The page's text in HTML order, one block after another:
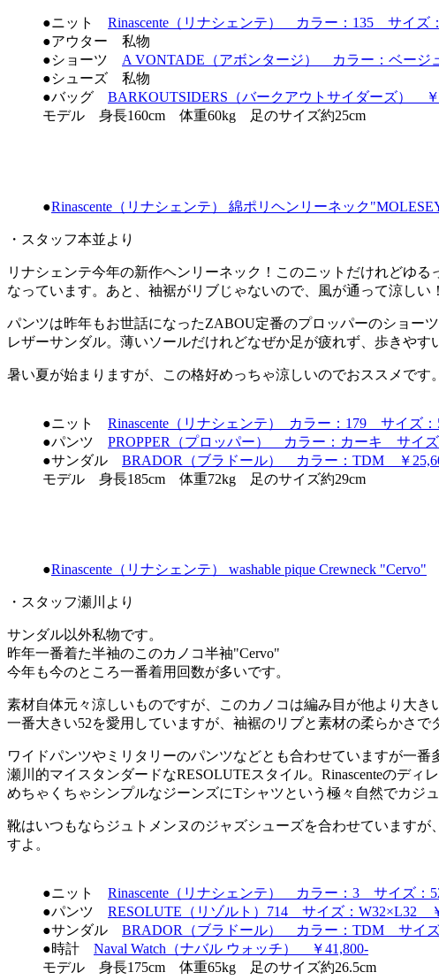
●ニット Rinascente（リナシェンテ） カラー：135 サイズ
●アウター 私物
●ショーツ A VONTADE（アボンタージ） カラー：ベー
●シューズ 私物
●バッグ BARKOUTSIDERS（バークアウトサイダーズ） ￥
モデル 身長160cm 体重60kg 足のサイズ約25cm
●Rinascente（リナシェンテ） 綿ポリヘンリーネック
・スタッフ本並より
リナシェンテ今年の新作ヘンリーネック！このニットだけれどゆ
なっています。あと、袖裾がリブじゃないので、風が通って涼しい！
パンツは昨年もお世話になったZABOU定番のプロッパーのショー
レザーサンダル。薄いソールだけれどなぜか足が疲れず、歩きやす
暑い夏が始まりますが、この格好めっちゃ涼しいのでおススメです。
●ニット Rinascente（リナシェンテ） カラー：179 サイズ
●パンツ PROPPER（プロッパー） カラー：カーキ サイ
●サンダル BRADOR（ブラドール） カラー：TDM ￥
モデル 身長185cm 体重72kg 足のサイズ約29cm
●Rinascente（リナシェンテ） washable pique Crewneck "Cervo"
・スタッフ瀬川より
サンダル以外私物です。
昨年一番着た半袖のこのカノコ半袖"Cervo"
今年も今のところ一番着用回数が多いです。
素材自体元々涼しいものですが、このカノコは編み目が他より大
一番大きい52を愛用していますが、袖裾のリブと素材の柔らかさで
ワイドパンツやミリタリーのパンツなどとも合わせていますが一番
瀬川的マイスタンダードなRESOLUTEスタイル。Rinascenteのデ
めちゃくちゃシンプルなジーンズにTシャツという極々自然でカジ
靴はいつもならジュトメンヌのジャズシューズを合わせています
すよ。
●ニット Rinascente（リナシェンテ） カラー：3 サイズ：
●パンツ RESOLUTE（リゾルト）714 サイズ：W32×L32
●サンダル BRADOR（ブラドール） カラー：TDM サイ
●時計 Naval Watch（ナバル ウォッチ） ￥41,800-
モデル 身長175cm 体重65kg 足のサイズ約26.5cm